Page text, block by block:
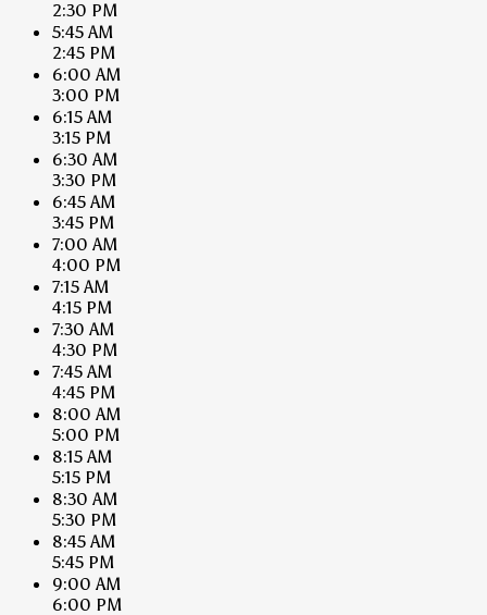
2:30 PM
5:45 AM
2:45 PM
6:00 AM
3:00 PM
6:15 AM
3:15 PM
6:30 AM
3:30 PM
6:45 AM
3:45 PM
7:00 AM
4:00 PM
7:15 AM
4:15 PM
7:30 AM
4:30 PM
7:45 AM
4:45 PM
8:00 AM
5:00 PM
8:15 AM
5:15 PM
8:30 AM
5:30 PM
8:45 AM
5:45 PM
9:00 AM
6:00 PM